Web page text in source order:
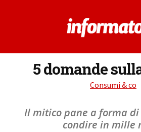
5 domande
Consumi & co
Il mitico pane a forma
condire in mille